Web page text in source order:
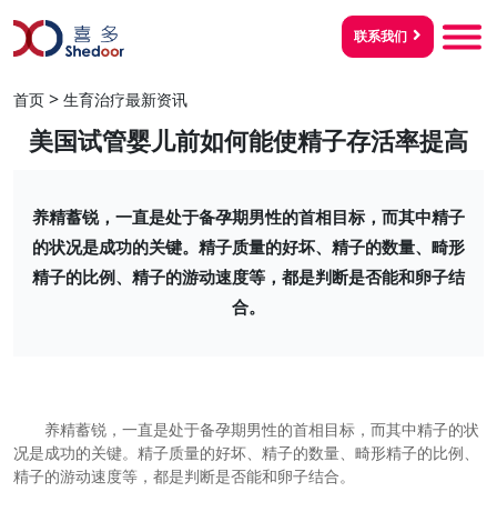
联系我们
首页 > 生育治疗最新资讯
美国试管婴儿前如何能使精子存活率提高
养精蓄锐，一直是处于备孕期男性的首相目标，而其中精子
的状况是成功的关键。精子质量的好坏、精子的数量、畸形
精子的比例、精子的游动速度等，都是判断是否能和卵子结
合。
养精蓄锐，一直是处于备孕期男性的首相目标，而其中精子的状
况是成功的关键。精子质量的好坏、精子的数量、畸形精子的比例、
精子的游动速度等，都是判断是否能和卵子结合。